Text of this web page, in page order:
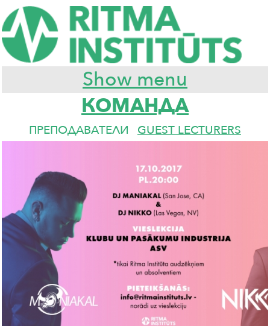
Show menu
КОМАНДА
ПРЕПОДАВАТЕЛИ GUEST LECTURERS